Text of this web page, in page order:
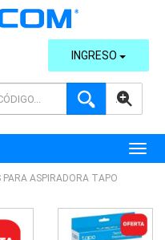
AVANZADA
INGRESO
PARA ASPIRADORA TAPO